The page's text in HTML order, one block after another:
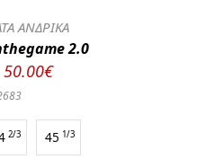
ΑΝΔΡΙΚΑ
2.0
50.00€
2/3 45 1/3